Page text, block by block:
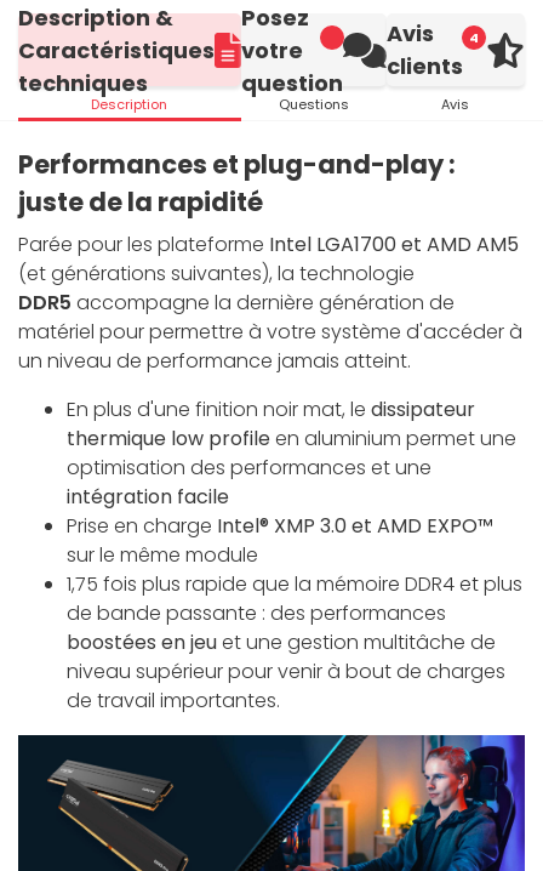
Description &
Caractéristiques
techniques
Description
Posez
votre
question
Questions
4
Avis
clients
Avis
Performances et plug-and-play :
juste de la rapidité
Parée pour les plateforme Intel LGA1700 et AMD AM5
(et générations suivantes), la technologie
DDR5 accompagne la dernière génération de
matériel pour permettre à votre système d'accéder à
un niveau de performance jamais atteint.
En plus d'une finition noir mat, le dissipateur
thermique low profileen aluminium permet une
optimisation des performances et une
intégration facile
Prise en charge Intel® XMP 3.0 et AMD EXPO™
sur le même module
1,75 fois plus rapide que la mémoire DDR4 et plus
de bande passante : des performances
boostées en jeuet une gestion multitâche de
niveau supérieur pour venir à bout de charges
de travail importantes.